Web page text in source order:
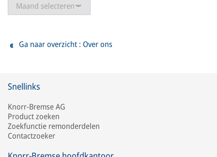
Maand selecteren
Ga naar overzicht : Over ons
Snellinks
Knorr-Bremse AG
Product zoeken
Zoekfunctie remonderdelen
Contactzoeker